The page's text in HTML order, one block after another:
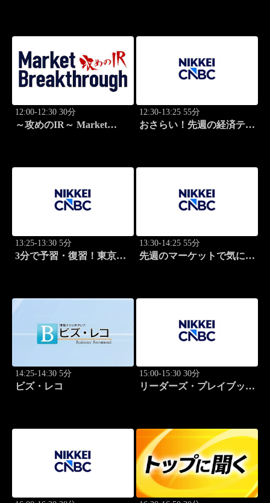
12:00-12:30 30分
～攻めのIR～ Market
12:30-13:25 55分
おさらい！先週の経済テー
13:25-13:30 5分
3分で予習・復習！東京市
13:30-14:25 55分
先週のマーケットで気にな
14:25-14:30 5分
ビズ・レコ
15:00-15:30 30分
リーダーズ・プレイブック